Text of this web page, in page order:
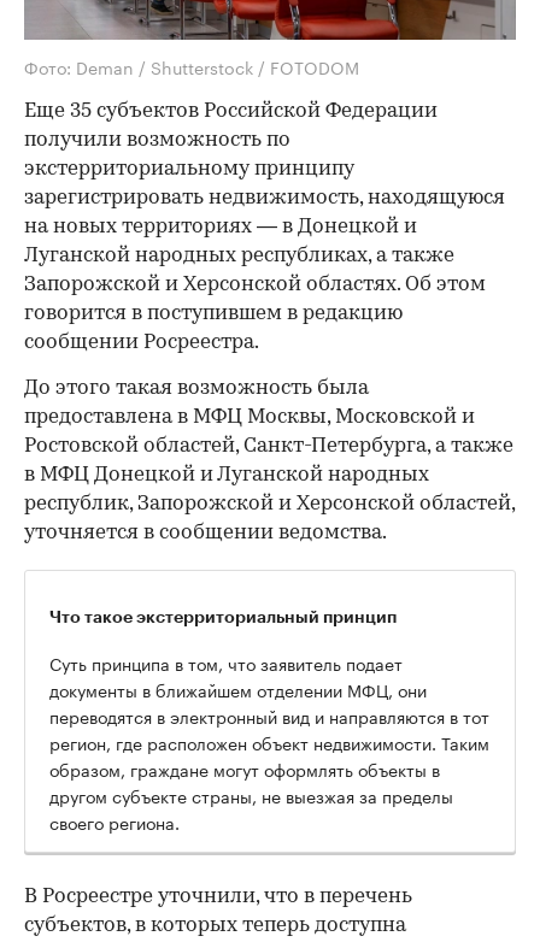
Фото: Deman / Shutterstock / FOTODOM
Еще 35 субъектов Российской Федерации
получили возможность по
экстерриториальному принципу
зарегистрировать недвижимость, находящуюся
на новых территориях — в Донецкой и
Луганской народных республиках, а также
Запорожской и Херсонской областях. Об этом
говорится в поступившем в редакцию
сообщении Росреестра.
До этого такая возможность была
предоставлена в МФЦ Москвы, Московской и
Ростовской областей, Санкт-Петербурга, а также
в МФЦ Донецкой и Луганской народных
республик, Запорожской и Херсонской областей,
уточняется в сообщении ведомства.
Что такое экстерриториальный принцип
Суть принципа в том, что заявитель подает
документы в ближайшем отделении МФЦ, они
переводятся в электронный вид и направляются в тот
регион, где расположен объект недвижимости. Таким
образом, граждане могут оформлять объекты в
другом субъекте страны, не выезжая за пределы
своего региона.
В Росреестре уточнили, что в перечень
субъектов, в которых теперь доступна